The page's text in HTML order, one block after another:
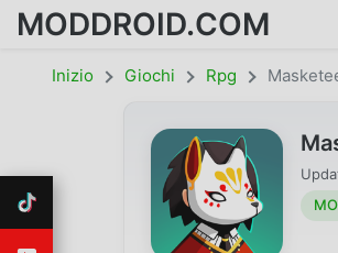
MODDROID.COM
Inizio Giochi Rpg